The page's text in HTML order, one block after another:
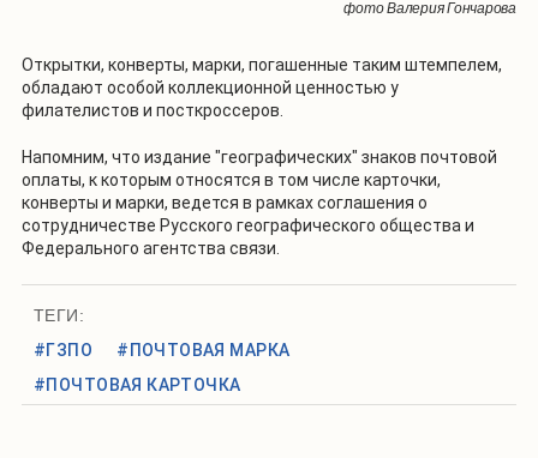
фото Валерия Гончарова
Открытки, конверты, марки, погашенные таким штемпелем,
обладают особой коллекционной ценностью у
филателистов и посткроссеров.
Напомним, что издание "географических" знаков почтовой
оплаты, к которым относятся в том числе карточки,
конверты и марки, ведется в рамках соглашения о
сотрудничестве Русского географического общества и
Федерального агентства связи.
ТЕГИ:
#ГЗПО
#ПОЧТОВАЯ МАРКА
#ПОЧТОВАЯ КАРТОЧКА